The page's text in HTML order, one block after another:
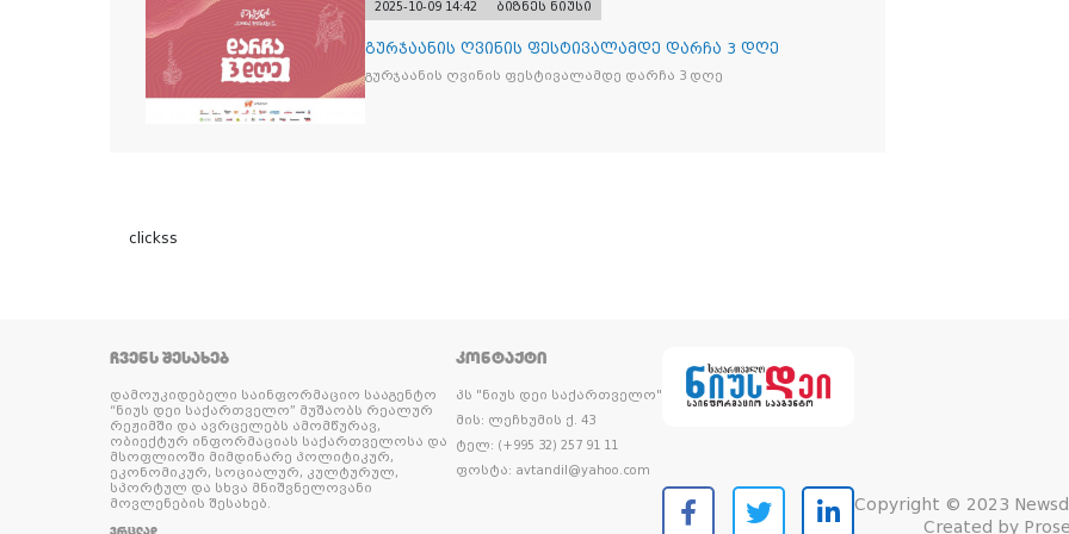
2025-10-09 14:42 ბიზნეს ნიუსი
გურჯაანის ღვინის ფესტივალამდე დარჩა 3 დღე
გურჯაანის ღვინის ფესტივალამდე დარჩა 3 დღე
clickss
ᲩᲕᲔᲜᲡ ᲨᲔᲡᲐᲮᲔᲑ
დამოუკიდებელი საინფორმაციო სააგენტო
“ნიუს დეი საქართველო” მუშაობს რეალურ
რეჟიმში და ავრცელებს ამომწურავ,
ობიექტურ ინფორმაციას საქართველოსა და
მსოფლიოში მიმდინარე პოლიტიკურ,
ეკონომიკურ, სოციალურ, კულტურულ,
სპორტულ და სხვა მნიშვნელოვანი
მოვლენების შესახებ.
ᲙᲝᲜᲢᲐᲥᲢᲘ
პს "ნიუს დეი საქართველო"
მის: ლეჩხუმის ქ. 43
ტელ: (+995 32) 257 91 11
ფოსტა: avtandil@yahoo.com
Copyright © 2023
Created by